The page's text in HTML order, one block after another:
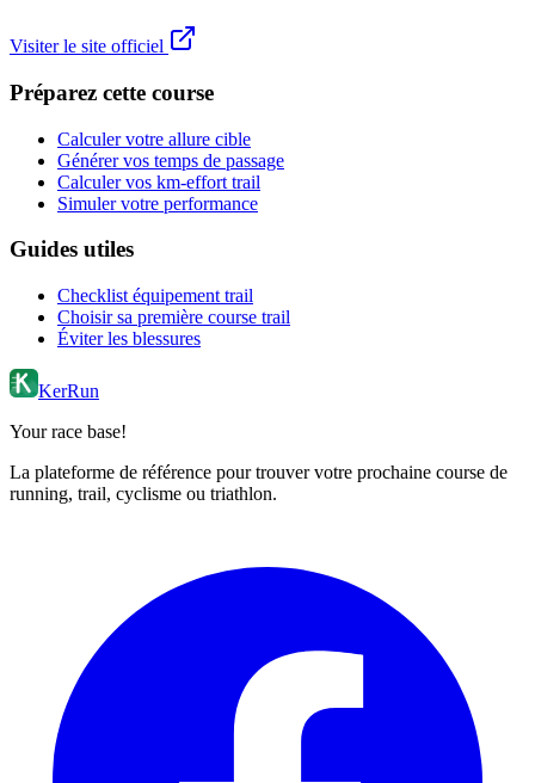
Visiter le site officiel
Préparez cette course
Calculer votre allure cible
Générer vos temps de passage
Calculer vos km-effort trail
Simuler votre performance
Guides utiles
Checklist équipement trail
Choisir sa première course trail
Éviter les blessures
KerRun
Your race base!
La plateforme de référence pour trouver votre prochaine course de
running, trail, cyclisme ou triathlon.